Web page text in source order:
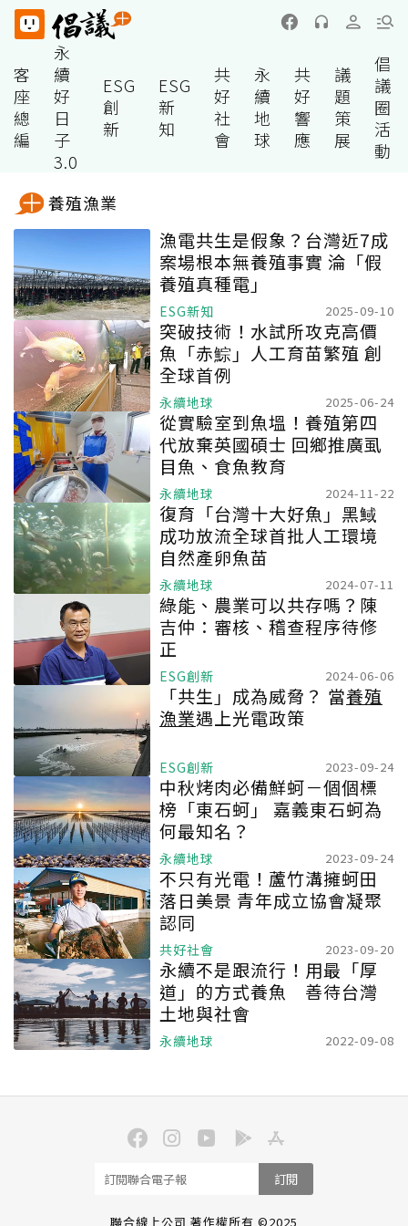
客
座
總
編
永
續
好
日
子
3.0
ESG
創
新
ESG
新
知
共
好
社
會
永
續
地
球
共
好
響
應
議
題
策
展
倡
議
圈
活
動
養殖漁業
漁電共生是假象？台灣近7成
案場根本無養殖事實 淪「假
養殖真種電」
ESG新知 2025-09-10
突破技術！水試所攻克高價
魚「赤鯮」人工育苗繁殖 創
全球首例
永續地球 2025-06-24
從實驗室到魚塭！養殖第四
代放棄英國碩士 回鄉推廣虱
目魚、食魚教育
永續地球 2024-11-22
復育「台灣十大好魚」黑䱛
成功放流全球首批人工環境
自然產卵魚苗
永續地球 2024-07-11
綠能、農業可以共存嗎？陳
吉仲：審核、稽查程序待修
正
ESG創新 2024-06-06
「共生」成為威脅？ 當養殖
漁業遇上光電政策
ESG創新 2023-09-24
中秋烤肉必備鮮蚵－個個標
榜「東石蚵」 嘉義東石蚵為
何最知名？
永續地球 2023-09-24
不只有光電！蘆竹溝擁蚵田
落日美景 青年成立協會凝聚
認同
共好社會 2023-09-20
永續不是跟流行！用最「厚
道」的方式養魚 善待台灣
土地與社會
永續地球 2022-09-08
訂閱
聯合線上公司 著作權所有 ©2025